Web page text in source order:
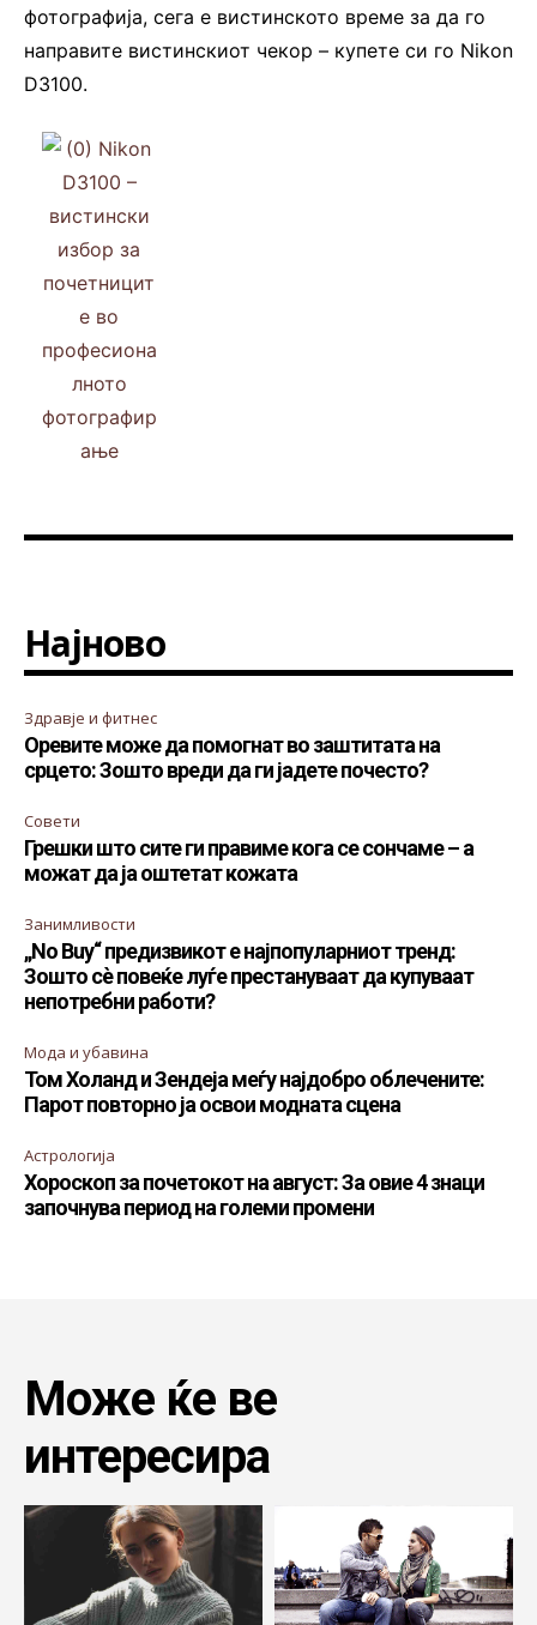
фотографија, сега е вистинското време за да го
направите вистинскиот чекор – купете си го Nikon
D3100.
Најново
Здравје и фитнес
Оревите може да помогнат во заштитата на
срцето: Зошто вреди да ги јадете почесто?
Совети
Грешки што сите ги правиме кога се сончаме – а
можат да ја оштетат кожата
Занимливости
„No Buy“ предизвикот е најпопуларниот тренд:
Зошто сè повеќе луѓе престануваат да купуваат
непотребни работи?
Мода и убавина
Том Холанд и Зендеја меѓу најдобро облечените:
Парот повторно ја освои модната сцена
Астрологија
Хороскоп за почетокот на август: За овие 4 знаци
започнува период на големи промени
Може ќе ве
интересира